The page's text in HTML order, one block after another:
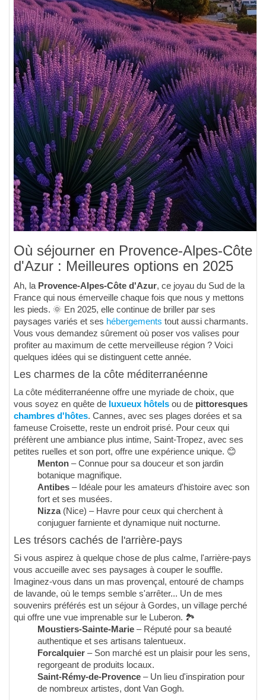
Où séjourner en Provence-Alpes-Côte
d'Azur : Meilleures options en 2025
Ah, la Provence-Alpes-Côte d'Azur, ce joyau du Sud de la
France qui nous émerveille chaque fois que nous y mettons
les pieds. 🌞 En 2025, elle continue de briller par ses
paysages variés et ses hébergements tout aussi charmants.
Vous vous demandez sûrement où poser vos valises pour
profiter au maximum de cette merveilleuse région ? Voici
quelques idées qui se distinguent cette année.
Les charmes de la côte méditerranéenne
La côte méditerranéenne offre une myriade de choix, que
vous soyez en quête de luxueux hôtels ou de pittoresques
chambres d'hôtes. Cannes, avec ses plages dorées et sa
fameuse Croisette, reste un endroit prisé. Pour ceux qui
préfèrent une ambiance plus intime, Saint-Tropez, avec ses
petites ruelles et son port, offre une expérience unique. 😊
Menton – Connue pour sa douceur et son jardin
botanique magnifique.
Antibes – Idéale pour les amateurs d'histoire avec son
fort et ses musées.
Nizza(Nice) – Havre pour ceux qui cherchent à
conjuguer farniente et dynamique nuit nocturne.
Les trésors cachés de l'arrière-pays
Si vous aspirez à quelque chose de plus calme, l'arrière-pays
vous accueille avec ses paysages à couper le souffle.
Imaginez-vous dans un mas provençal, entouré de champs
de lavande, où le temps semble s'arrêter... Un de mes
souvenirs préférés est un séjour à Gordes, un village perché
qui offre une vue imprenable sur le Luberon. 🏞️
Moustiers-Sainte-Marie – Réputé pour sa beauté
authentique et ses artisans talentueux.
Forcalquier – Son marché est un plaisir pour les sens,
regorgeant de produits locaux.
Saint-Rémy-de-Provence – Un lieu d'inspiration pour
de nombreux artistes, dont Van Gogh.